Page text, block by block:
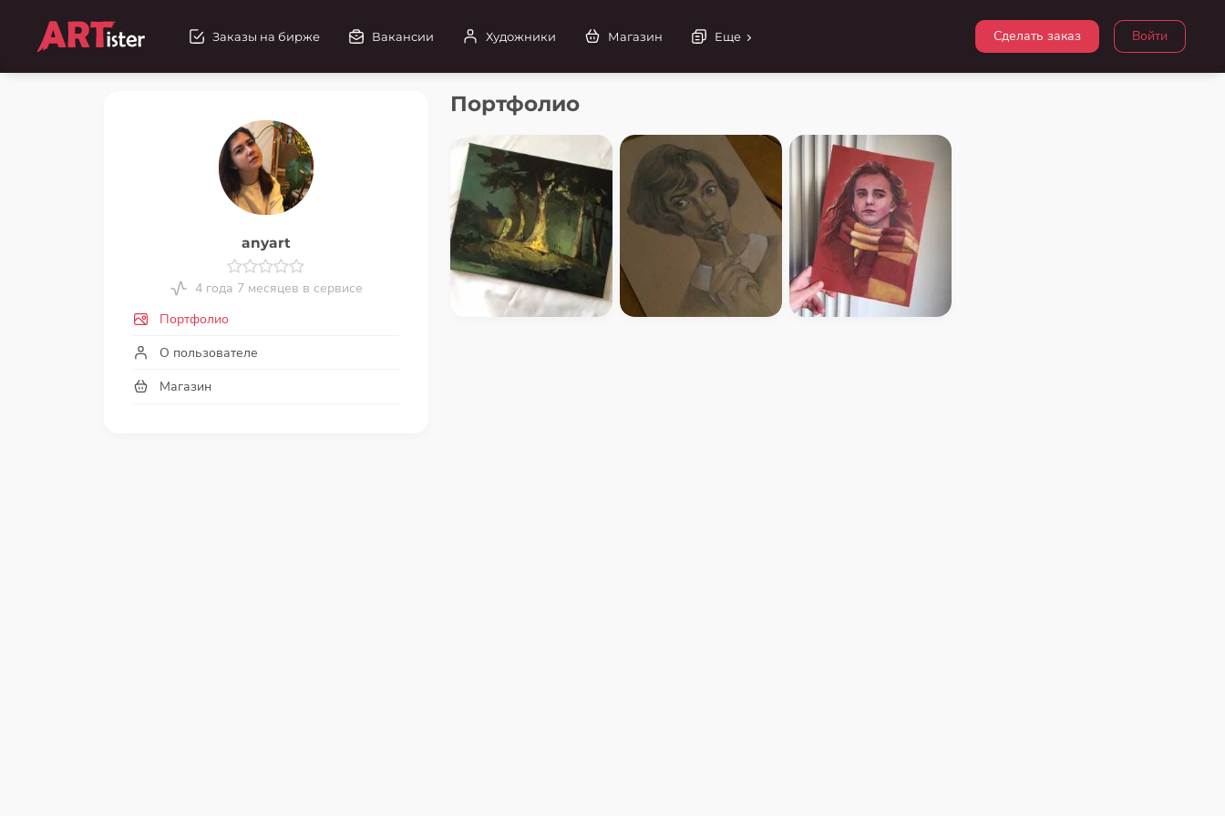
Войти
Сделать заказ
Заказы на бирже Вакансии Художники Магазин Еще
anyart
4 года 7 месяцев в сервисе
Портфолио
О пользователе
Магазин
Портфолио